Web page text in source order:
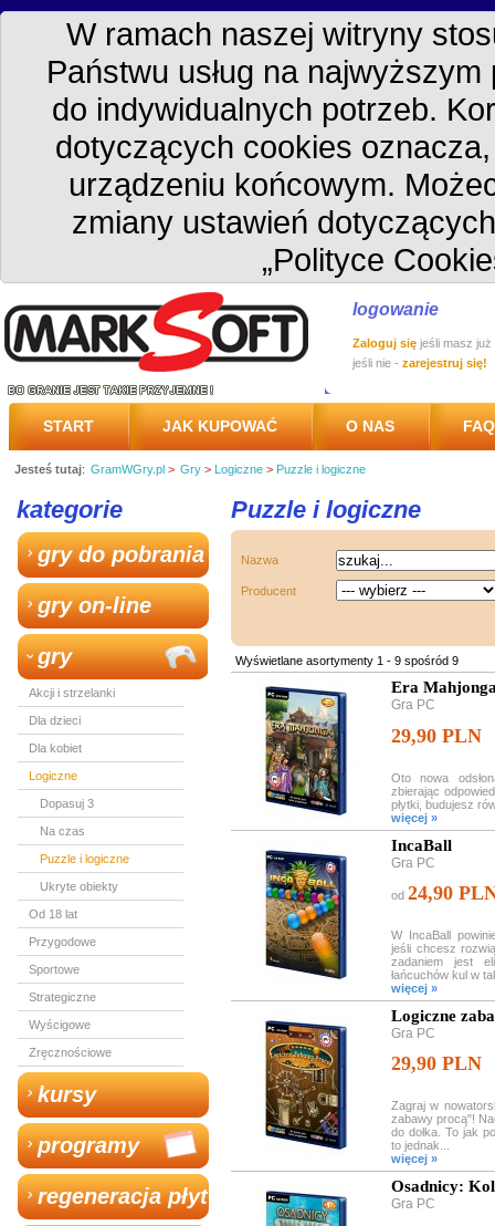
W ramach naszej witryny
Państwu usług na
do indywidualnych potrzeb.
dotyczących cookies
urządzeniu końcowym.
zmiany ustawień
„Polityce
logowanie
Zaloguj się jeśli masz już
jeśli nie - zarejestruj się!
START JAK KUPOWAĆ O NAS FAQ
PRZESYŁKA
Jesteś tutaj: GramWGry.pl > Gry > Logiczne > Puzzle i logiczne
kategorie
gry do pobrania
gry on-line
gry
Akcji i strzelanki
Dla dzieci
Dla kobiet
Logiczne
Dopasuj 3
Na czas
Puzzle i logiczne
Ukryte obiekty
Od 18 lat
Przygodowe
Sportowe
Strategiczne
Wyścigowe
Zręcznościowe
kursy
programy
regeneracja płyt
Puzzle i logiczne
Nazwa
Producent
Wyświetlane asortymenty 1 - 9 spośród 9
Era
Gra PC
29,90 PLN
Oto nowa
zbierając
płytki, budujesz
więcej »
IncaBall
Gra PC
od 24,90
W IncaBall
jeśli chcesz
zadaniem jest
łańcuchów kul w
więcej »
Logiczne
Gra PC
29,90 PLN
Zagraj w
zabawy procą"!
do dołka. To jak
to jednak...
więcej »
Osadnicy:
Gra PC